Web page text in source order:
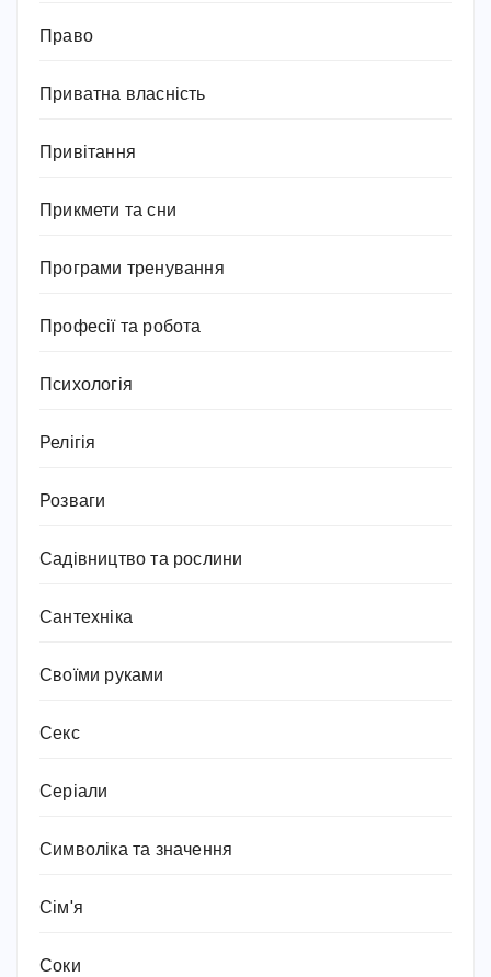
Право
Приватна власність
Привітання
Прикмети та сни
Програми тренування
Професії та робота
Психологія
Релігія
Розваги
Садівництво та рослини
Сантехніка
Своїми руками
Секс
Серіали
Символіка та значення
Сім'я
Соки